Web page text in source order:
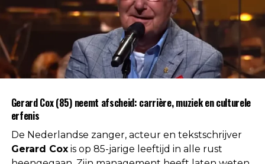
Gerard Cox (85) neemt afscheid: carrière, muziek en culturele
erfenis
De Nederlandse zanger, acteur en tekstschrijver
Gerard Coxis op 85-jarige leeftijd in alle rust